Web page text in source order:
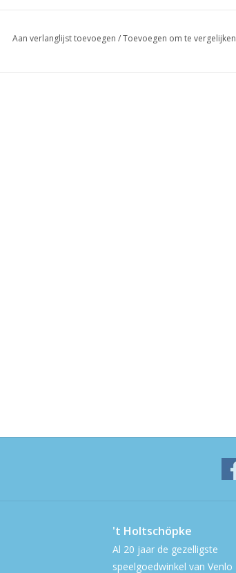
Aan verlanglijst toevoegen /Toevoegen om te vergelijken
't Holtschöpke
Al 20 jaar de gezelligste
speelgoedwinkel van Venlo